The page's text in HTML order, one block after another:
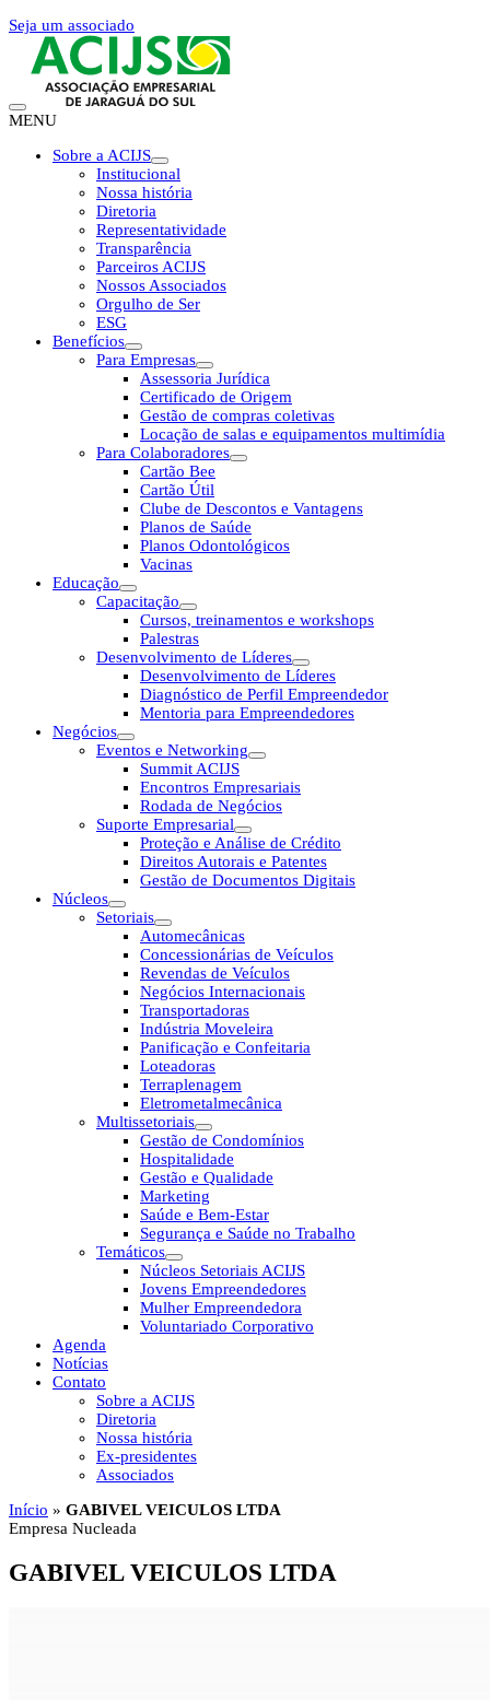
Seja um associado
MENU
Sobre a ACIJS
Institucional
Nossa história
Diretoria
Representatividade
Transparência
Parceiros ACIJS
Nossos Associados
Orgulho de Ser
ESG
Benefícios
Para Empresas
Assessoria Jurídica
Certificado de Origem
Gestão de compras coletivas
Locação de salas e equipamentos multimídia
Para Colaboradores
Cartão Bee
Cartão Útil
Clube de Descontos e Vantagens
Planos de Saúde
Planos Odontológicos
Vacinas
Educação
Capacitação
Cursos, treinamentos e workshops
Palestras
Desenvolvimento de Líderes
Desenvolvimento de Líderes
Diagnóstico de Perfil Empreendedor
Mentoria para Empreendedores
Negócios
Eventos e Networking
Summit ACIJS
Encontros Empresariais
Rodada de Negócios
Suporte Empresarial
Proteção e Análise de Crédito
Direitos Autorais e Patentes
Gestão de Documentos Digitais
Núcleos
Setoriais
Automecânicas
Concessionárias de Veículos
Revendas de Veículos
Negócios Internacionais
Transportadoras
Indústria Moveleira
Panificação e Confeitaria
Loteadoras
Terraplenagem
Eletrometalmecânica
Multissetoriais
Gestão de Condomínios
Hospitalidade
Gestão e Qualidade
Marketing
Saúde e Bem-Estar
Segurança e Saúde no Trabalho
Temáticos
Núcleos Setoriais ACIJS
Jovens Empreendedores
Mulher Empreendedora
Voluntariado Corporativo
Agenda
Notícias
Contato
Sobre a ACIJS
Diretoria
Nossa história
Ex-presidentes
Associados
Início » GABIVEL VEICULOS LTDA
Empresa Nucleada
GABIVEL VEICULOS LTDA